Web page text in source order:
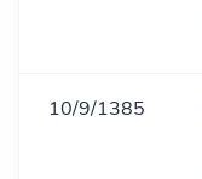
10/9/1385